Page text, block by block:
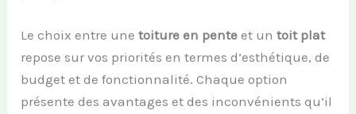
Le choix entre unetoiture en pente et untoit plat
repose sur vos priorités en termes d’esthétique, de
budget et de fonctionnalité. Chaque option
présente des avantages et des inconvénients qu’il